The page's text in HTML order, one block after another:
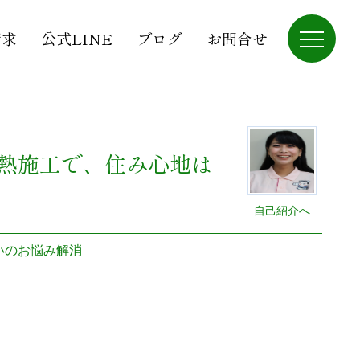
公式LINE ブログ お問合せ
自己紹介へ
施工で、住み心地は
のお悩み解消